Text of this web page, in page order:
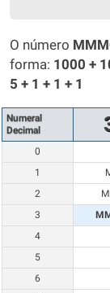
O número
forma: 1000 +
5 + 1 + 1 + 1
Numeral
Decimal
0
1
2
3
4
5
6